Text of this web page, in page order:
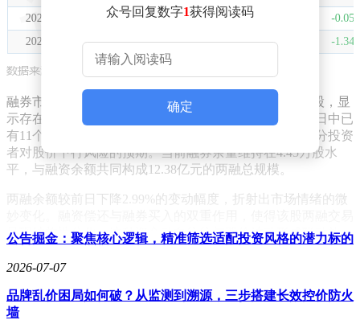
融券市场则呈现相反操作，当日融券净买入量达2.75万股，显
示存在看空资金持续布局。值得注意的是，近20个交易日中已
有11个交易日出现融券净卖出，这种持续性操作暗示部分投资
者对股价下行风险的预期。当前融券余量维持在4.45万股水
平，与融资余额共同构成12.38亿元的两融总规模。
两融余额较前日下降2.99%的变动幅度，折射出市场情绪的微
呈现结构性分化。这种资金动向往往与股价波动形成联动效
应，值得投资者持续关注后续市场表现。
众号回复数字1获得阅读码
确定
公告掘金：聚焦核心逻辑，精准筛选适配投资风格的潜力标的
2026-07-07
品牌乱价困局如何破？从监测到溯源，三步搭建长效控价防火
墙